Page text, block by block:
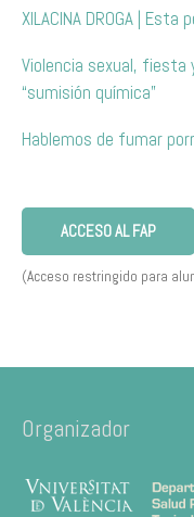
XILACINA DROGA |
Violencia sexual, fiesta
“sumisión química”
Hablemos de fumar
ACCESO AL FAP
(Acceso restringido para
Organizador